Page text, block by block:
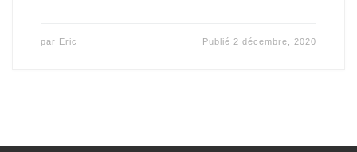
par Eric Publié2 décembre, 2020